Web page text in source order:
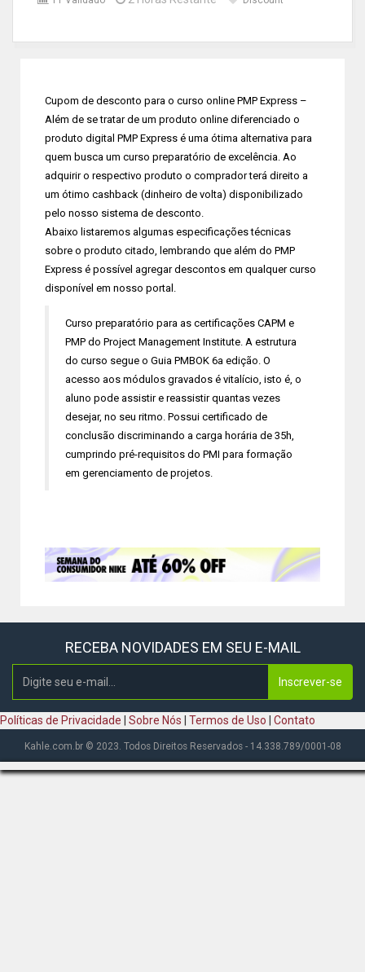
Cupom de desconto para o curso online PMP Express –
Além de se tratar de um produto online diferenciado o
produto digital PMP Express é uma ótima alternativa para
quem busca um curso preparatório de excelência. Ao
adquirir o respectivo produto o comprador terá direito a
um ótimo cashback (dinheiro de volta) disponibilizado
pelo nosso sistema de desconto.
Abaixo listaremos algumas especificações técnicas
sobre o produto citado, lembrando que além do PMP
Express é possível agregar descontos em qualquer curso
disponível em nosso portal.
Curso preparatório para as certificações CAPM e
PMP do Project Management Institute. A estrutura
do curso segue o Guia PMBOK 6a edição. O
acesso aos módulos gravados é vitalício, isto é, o
aluno pode assistir e reassistir quantas vezes
desejar, no seu ritmo. Possui certificado de
conclusão discriminando a carga horária de 35h,
cumprindo pré-requisitos do PMI para formação
em gerenciamento de projetos.
RECEBA NOVIDADES EM SEU E-MAIL
Inscrever-se
Políticas de Privacidade Sobre Nós Termos de Uso Contato
Kahle.com.br © 2023. Todos Direitos Reservados - 14.338.789/0001-08